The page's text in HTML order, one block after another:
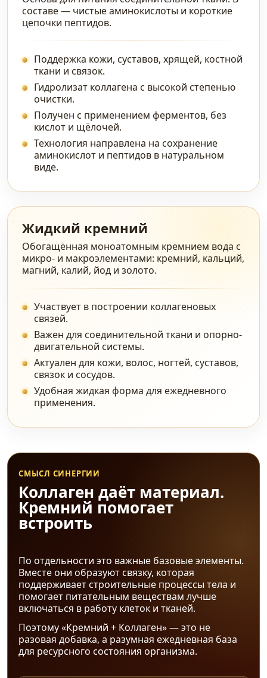
составе — чистые аминокислоты и короткие
цепочки пептидов.
Поддержка кожи, суставов, хрящей, костной
ткани и связок.
Гидролизат коллагена с высокой степенью
очистки.
Получен с применением ферментов, без
кислот и щёлочей.
Технология направлена на сохранение
аминокислот и пептидов в натуральном
виде.
Жидкий кремний
Обогащённая моноатомным кремнием вода с
микро- и макроэлементами: кремний, кальций,
магний, калий, йод и золото.
Участвует в построении коллагеновых
связей.
Важен для соединительной ткани и опорно-
двигательной системы.
Актуален для кожи, волос, ногтей, суставов,
связок и сосудов.
Удобная жидкая форма для ежедневного
применения.
СМЫСЛ СИНЕРГИИ
Коллаген даёт материал.
Кремний помогает
встроить
По отдельности это важные базовые элементы.
Вместе они образуют связку, которая
поддерживает строительные процессы тела и
помогает питательным веществам лучше
включаться в работу клеток и тканей.
Поэтому «Кремний + Коллаген» — это не
разовая добавка, а разумная ежедневная база
для ресурсного состояния организма.